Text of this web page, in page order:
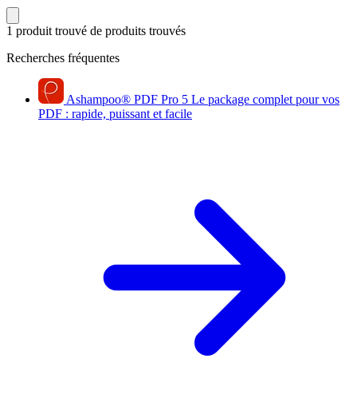
1 produit trouvé de produits trouvés
Recherches fréquentes
Ashampoo® PDF Pro 5 Le package complet pour vos
PDF : rapide, puissant et facile